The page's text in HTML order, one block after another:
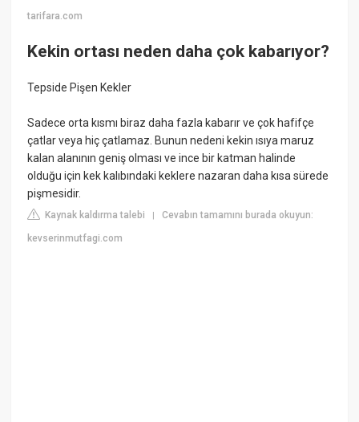
tarifara.com
Kekin ortası neden daha çok kabarıyor?
Tepside Pişen Kekler
Sadece orta kısmı biraz daha fazla kabarır ve çok hafifçe
çatlar veya hiç çatlamaz. Bunun nedeni kekin ısıya maruz
kalan alanının geniş olması ve ince bir katman halinde
olduğu için kek kalıbındaki keklere nazaran daha kısa sürede
pişmesidir.
Kaynak kaldırma talebi |Cevabın tamamını burada okuyun:
kevserinmutfagi.com